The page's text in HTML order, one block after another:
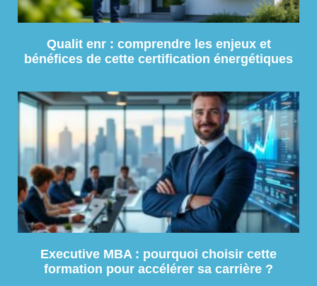
Qualit enr : comprendre les enjeux et
bénéfices de cette certification énergétiques
Executive MBA : pourquoi choisir cette
formation pour accélérer sa carrière ?